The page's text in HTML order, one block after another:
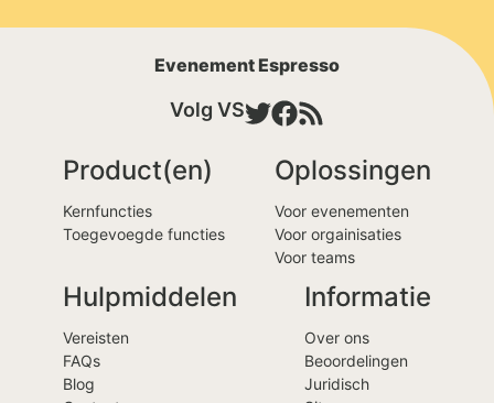
Evenement Espresso
Volg VS
Product(en)
Kernfuncties
Toegevoegde functies
Oplossingen
Voor evenementen
Voor orgainisaties
Voor teams
Hulpmiddelen
Vereisten
FAQs
Blog
Informatie
Over ons
Beoordelingen
Juridisch